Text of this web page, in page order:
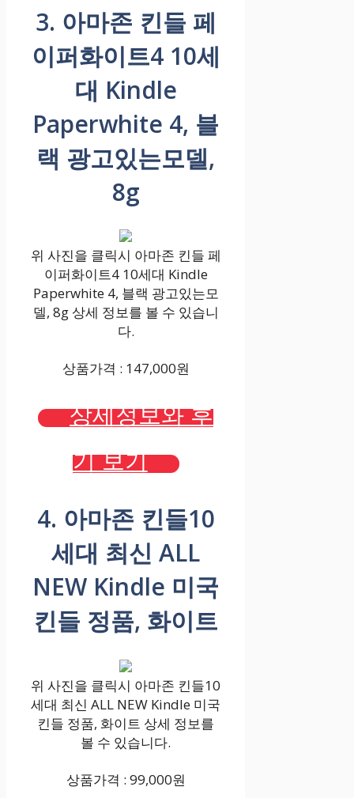
3. 아마존 킨들 페
이퍼화이트4 10세
대 Kindle
Paperwhite 4, 블
랙 광고있는모델,
8g
위 사진을 클릭시 아마존 킨들 페
이퍼화이트4 10세대 Kindle
Paperwhite 4, 블랙 광고있는모
델, 8g 상세 정보를 볼 수 있습니
다.
상품가격 : 147,000원
상세정보와 후
기 보기
4. 아마존 킨들10
세대 최신 ALL
NEW Kindle 미국
킨들 정품, 화이트
위 사진을 클릭시 아마존 킨들10
세대 최신 ALL NEW Kindle 미국
킨들 정품, 화이트 상세 정보를
볼 수 있습니다.
상품가격 : 99,000원